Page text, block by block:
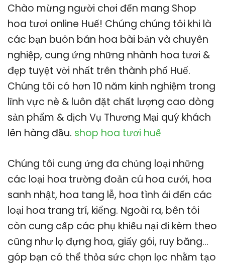
Chào mừng người chơi đến mang Shop
hoa tươi online Huế! Chúng chúng tôi khi là
các bạn buôn bán hoa bài bản và chuyên
nghiệp, cung ứng những nhành hoa tươi &
đẹp tuyệt vời nhất trên thành phố Huế.
Chúng tôi có hơn 10 năm kinh nghiệm trong
lĩnh vực nè & luôn đặt chất lượng cao dòng
sản phẩm & dịch Vụ Thương Mại quý khách
lên hàng đầu. shop hoa tươi huế
Chúng tôi cung ứng đa chủng loại những
các loại hoa trường đoản cú hoa cưới, hoa
sanh nhật, hoa tang lễ, hoa tình ái đến các
loại hoa trang trí, kiểng. Ngoài ra, bên tôi
còn cung cấp các phụ khiếu nại đi kèm theo
cũng như lọ đựng hoa, giấy gói, ruy băng…
góp bạn có thể thỏa sức chọn lọc nhằm tạo